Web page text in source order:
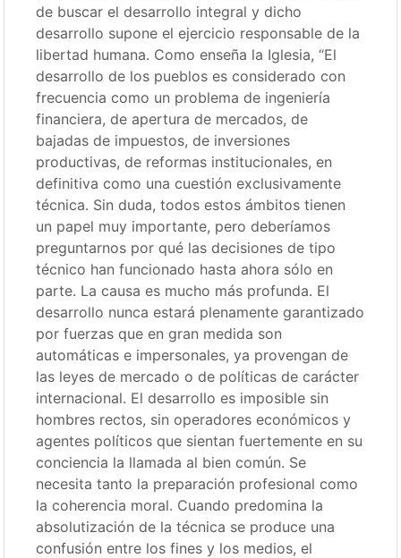
de buscar el desarrollo integral y dicho
desarrollo supone el ejercicio responsable de la
libertad humana. Como enseña la Iglesia, “El
desarrollo de los pueblos es considerado con
frecuencia como un problema de ingeniería
financiera, de apertura de mercados, de
bajadas de impuestos, de inversiones
productivas, de reformas institucionales, en
definitiva como una cuestión exclusivamente
técnica. Sin duda, todos estos ámbitos tienen
un papel muy importante, pero deberíamos
preguntarnos por qué las decisiones de tipo
técnico han funcionado hasta ahora sólo en
parte. La causa es mucho más profunda. El
desarrollo nunca estará plenamente garantizado
por fuerzas que en gran medida son
automáticas e impersonales, ya provengan de
las leyes de mercado o de políticas de carácter
internacional. El desarrollo es imposible sin
hombres rectos, sin operadores económicos y
agentes políticos que sientan fuertemente en su
conciencia la llamada al bien común. Se
necesita tanto la preparación profesional como
la coherencia moral. Cuando predomina la
absolutización de la técnica se produce una
confusión entre los fines y los medios, el